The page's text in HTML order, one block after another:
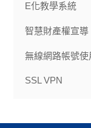
E化教學系統
智慧財產權宣導
無線網路帳號
SSL VPN